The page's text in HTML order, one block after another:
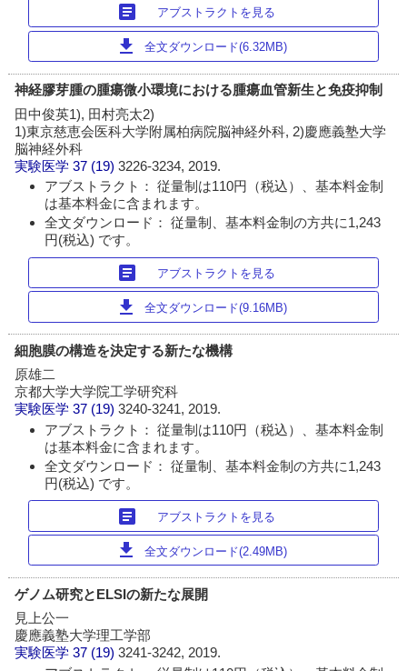
article アブストラクトを見る
download 全文ダウンロード(6.32MB)
神経膠芽腫の腫瘍微小環境における腫瘍血管新生と免疫抑制
田中俊英1), 田村亮太2)
1)東京慈恵会医科大学附属柏病院脳神経外科, 2)慶應義塾大学
脳神経外科
実験医学 37 (19)3226-3234, 2019.
アブストラクト： 従量制は110円（税込）、基本料金制
は基本料金に含まれます。
全文ダウンロード： 従量制、基本料金制の方共に1,243
円(税込) です。
article アブストラクトを見る
download 全文ダウンロード(9.16MB)
細胞膜の構造を決定する新たな機構
原雄二
京都大学大学院工学研究科
実験医学 37 (19)3240-3241, 2019.
アブストラクト： 従量制は110円（税込）、基本料金制
は基本料金に含まれます。
全文ダウンロード： 従量制、基本料金制の方共に1,243
円(税込) です。
article アブストラクトを見る
download 全文ダウンロード(2.49MB)
ゲノム研究とELSIの新たな展開
見上公一
慶應義塾大学理工学部
実験医学 37 (19)3241-3242, 2019.